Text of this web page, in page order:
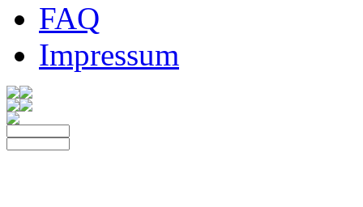
FAQ
Impressum